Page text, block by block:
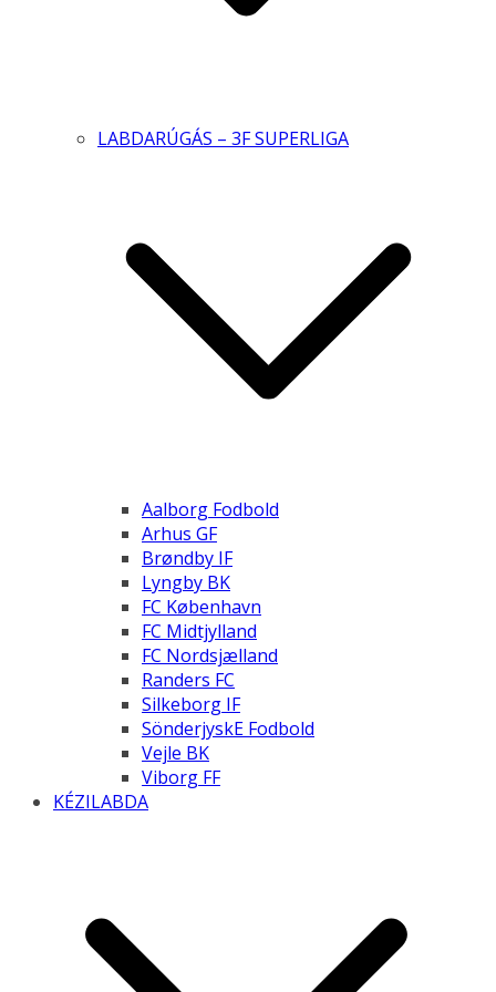
LABDARÚGÁS – 3F SUPERLIGA
Aalborg Fodbold
Arhus GF
Brøndby IF
Lyngby BK
FC København
FC Midtjylland
FC Nordsjælland
Randers FC
Silkeborg IF
SönderjyskE Fodbold
Vejle BK
Viborg FF
KÉZILABDA